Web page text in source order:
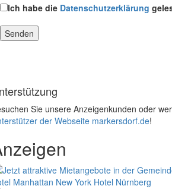
Ich habe die Datenschutzerklärung
Sie unsere Anzeigenkunden oder
der Webseite markersdorf.de!
Manhattan New York Hotel Nürnberg